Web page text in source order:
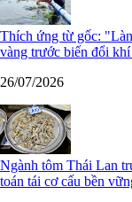
Thích ứng từ gốc:
vàng trước biến đổi khí
26/07/2026
Ngành tôm Thái Lan
toán tái cơ cấu bền